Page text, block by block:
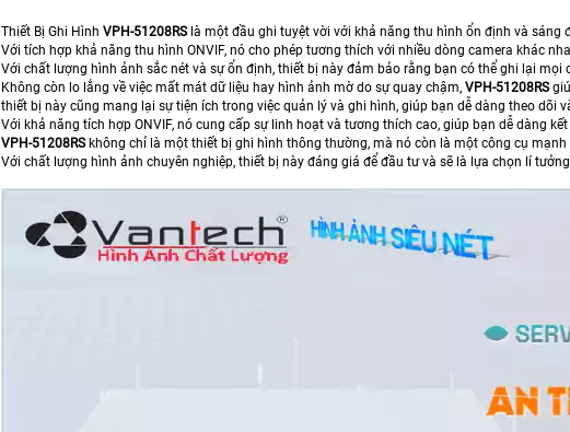
Thiết Bị Ghi Hình VPH-51208RSlà một đầu ghi tuyệt vời với khả năng thu hình ổn định và sáng
Với tích hợp khả năng thu hình ONVIF, nó cho phép tương thích với nhiều dòng camera khác
Với chất lượng hình ảnh sắc nét và sự ổn định, thiết bị này đảm bảo rằng bạn có thể ghi lại
Không còn lo lắng về việc mất mát dữ liệu hay hình ảnh mờ do sự quay chậm, VPH-51208RS
thiết bị này cũng mang lại sự tiện ích trong việc quản lý và ghi hình, giúp bạn dễ dàng theo dõi
Với khả năng tích hợp ONVIF, nó cung cấp sự linh hoạt và tương thích cao, giúp bạn dễ dàng
VPH-51208RSkhông chỉ là một thiết bị ghi hình thông thường, mà nó còn là một công cụ
Với chất lượng hình ảnh chuyên nghiệp, thiết bị này đáng giá để đầu tư và sẽ là lựa chọn lí